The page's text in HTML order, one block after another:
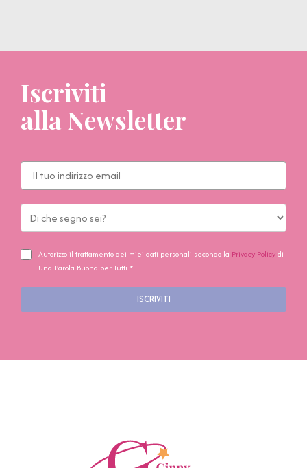
Iscriviti
alla Newsletter
Autorizzo il trattamento dei miei dati personali secondo la Privacy Policydi
Una Parola Buona per Tutti *
ISCRIVITI